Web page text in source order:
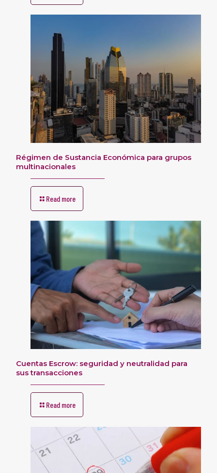
Régimen de Sustancia Económica para grupos
multinacionales
Read more
Cuentas Escrow: seguridad y neutralidad para
sus transacciones
Read more